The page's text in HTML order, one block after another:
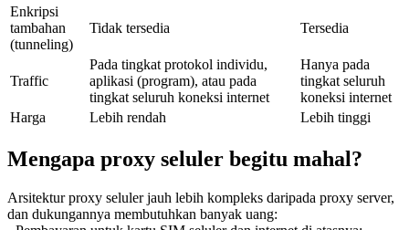
Enkripsi
tambahan
(tunneling)
Tidak tersedia Tersedia
Traffic
Pada tingkat protokol individu,
aplikasi (program), atau pada
tingkat seluruh koneksi internet
Hanya pada
tingkat seluruh
koneksi internet
Harga
Lebih rendah Lebih tinggi
Mengapa proxy seluler begitu mahal?
Arsitektur proxy seluler jauh lebih kompleks daripada proxy server,
dan dukungannya membutuhkan banyak uang: